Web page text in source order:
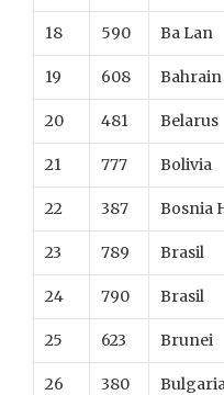
18 590 Ba Lan
19 608 Bahrain
20 481 Belarus
21 777 Bolivia
22 387 Bosnia
23 789 Brasil
24 790 Brasil
25 623 Brunei
26 380